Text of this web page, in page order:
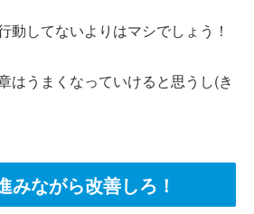
動してないよりはマシでしょう！
はうまくなっていけると思うし(き
みながら改善しろ！